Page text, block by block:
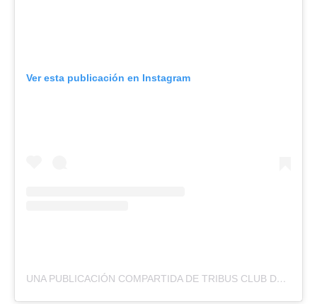
Ver esta publicación en Instagram
UNA PUBLICACIÓN COMPARTIDA DE TRIBUS CLUB DE ARTE (@TRIBUSCLUBDEARTE)